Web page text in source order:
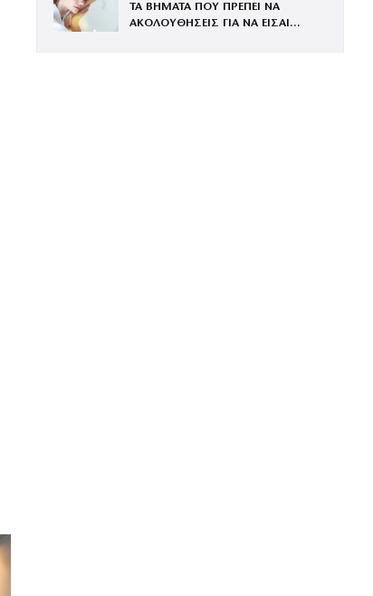
ΤΑ ΒΗΜΑΤΑ ΠΟΥ ΠΡΕΠΕΙ ΝΑ
ΑΚΟΛΟΥΘΗΣΕΙΣ ΓΙΑ ΝΑ ΕΙΣΑΙ